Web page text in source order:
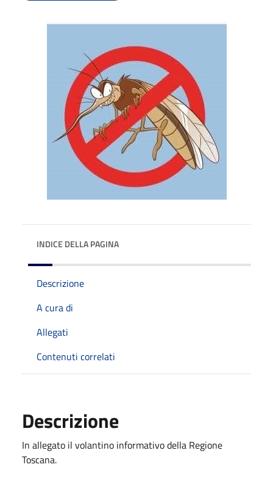
INDICE DELLA PAGINA
Descrizione
A cura di
Allegati
Contenuti correlati
Descrizione
In allegato il volantino informativo della Regione
Toscana.